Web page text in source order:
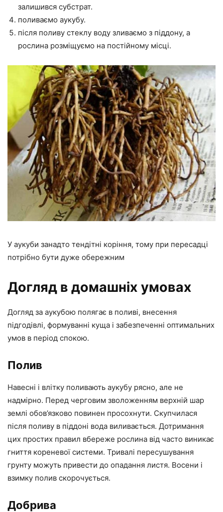
залишився субстрат.
поливаємо аукубу.
після поливу стеклу воду зливаємо з піддону, а
рослина розміщуємо на постійному місці.
У аукуби занадто тендітні коріння, тому при пересадці
потрібно бути дуже обережним
Догляд в домашніх умовах
Догляд за аукубою полягає в поливі, внесення
підгодівлі, формуванні куща і забезпеченні оптимальних
умов в період спокою.
Полив
Навесні і влітку поливають аукубу рясно, але не
надмірно. Перед черговим зволоженням верхній шар
землі обов’язково повинен просохнути. Скупчилася
після поливу в піддоні вода виливається. Дотримання
цих простих правил вбереже рослина від часто виникає
гниття кореневої системи. Тривалі пересушування
грунту можуть привести до опадання листя. Восени і
взимку полив скорочується.
Добрива